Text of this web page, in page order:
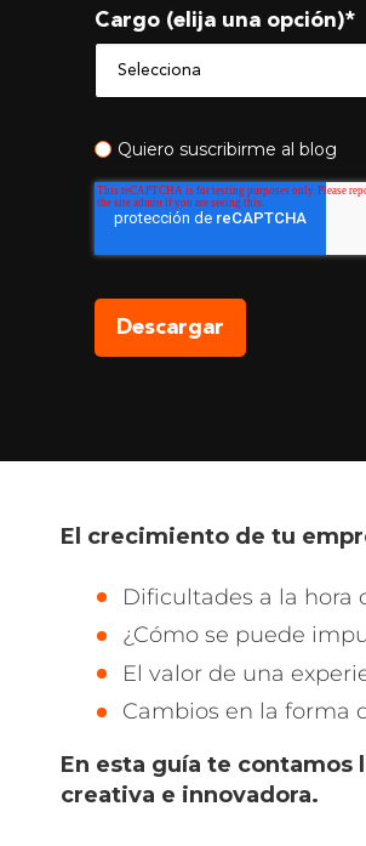
Cargo (elija una opción)*
Quiero suscribirme al blog
El crecimiento de tu
Dificultades a la hora
¿Cómo se puede
El valor de una
Cambios en la forma
En esta guía te
creativa e innovadora.